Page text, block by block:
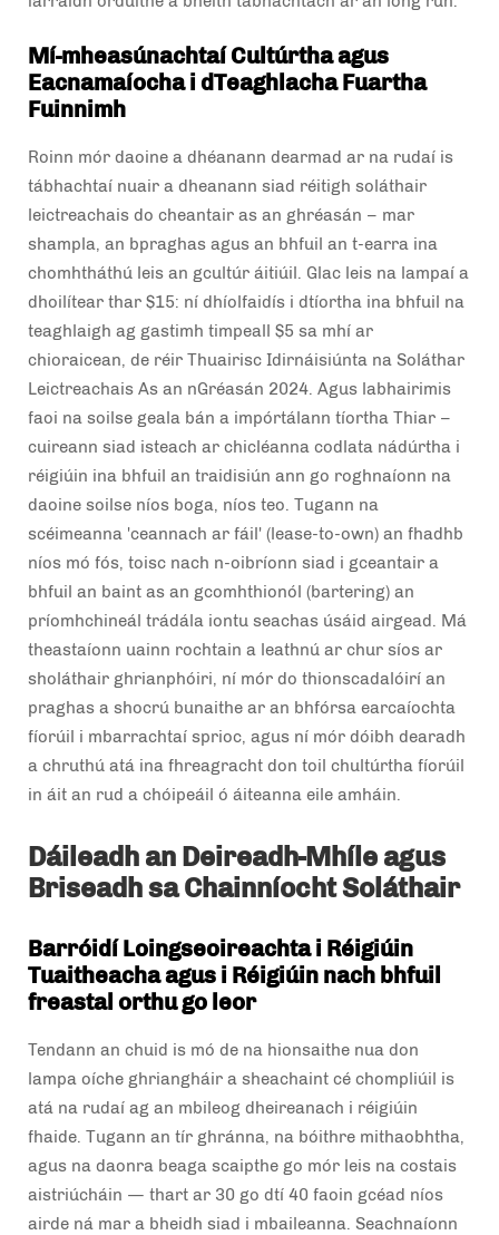
Mí-mheasúnachtaí Cultúrtha agus
Eacnamaíocha i dTeaghlacha Fuartha
Fuinnimh
Roinn mór daoine a dhéanann dearmad ar na rudaí is
tábhachtaí nuair a dheanann siad réitigh soláthair
leictreachais do cheantair as an ghréasán – mar
shampla, an bpraghas agus an bhfuil an t-earra ina
chomhtháthú leis an gcultúr áitiúil. Glac leis na lampaí a
dhoilítear thar $15: ní dhíolfaidís i dtíortha ina bhfuil na
teaghlaigh ag gastimh timpeall $5 sa mhí ar
chioraicean, de réir Thuairisc Idirnáisiúnta na Soláthar
Leictreachais As an nGréasán 2024. Agus labhairimis
faoi na soilse geala bán a impórtálann tíortha Thiar –
cuireann siad isteach ar chicléanna codlata nádúrtha i
réigiúin ina bhfuil an traidisiún ann go roghnaíonn na
daoine soilse níos boga, níos teo. Tugann na
scéimeanna 'ceannach ar fáil' (lease-to-own) an fhadhb
níos mó fós, toisc nach n-oibríonn siad i gceantair a
bhfuil an baint as an gcomhthionól (bartering) an
príomhchineál trádála iontu seachas úsáid airgead. Má
theastaíonn uainn rochtain a leathnú ar chur síos ar
sholáthair ghrianphóiri, ní mór do thionscadalóirí an
praghas a shocrú bunaithe ar an bhfórsa earcaíochta
fíorúil i mbarrachtaí sprioc, agus ní mór dóibh dearadh
a chruthú atá ina fhreagracht don toil chultúrtha fíorúil
in áit an rud a chóipeáil ó áiteanna eile amháin.
Dáileadh an Deireadh-Mhíle agus
Briseadh sa Chainníocht Soláthair
Barróidí Loingseoireachta i Réigiúin
Tuaitheacha agus i Réigiúin nach bhfuil
freastal orthu go leor
Tendann an chuid is mó de na hionsaithe nua don
lampa oíche ghriangháir a sheachaint cé chompliúil is
atá na rudaí ag an mbileog dheireanach i réigiúin
fhaide. Tugann an tír ghránna, na bóithre mithaobhtha,
agus na daonra beaga scaipthe go mór leis na costais
aistriúcháin — thart ar 30 go dtí 40 faoin gcéad níos
airde ná mar a bheidh siad i mbaileanna. Seachnaíonn